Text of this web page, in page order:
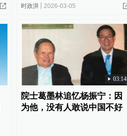
时政湃 2026-03-05
03:14
院士葛墨林追忆杨振宁：因
为他，没有人敢说中国不好